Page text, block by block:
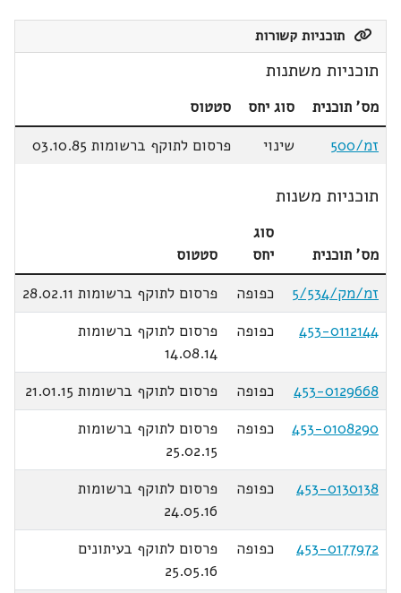
תוכניות קשורות
תוכניות משתנות
מס' תוכנית סוג יחס
סטטוס
זמ/500
שינוי פרסום לתוקף ברשומות 03.10.85
תוכניות משנות
מס' תוכנית
סוג
יחס
סטטוס
זמ/מק/5/534
כפופה
פרסום לתוקף ברשומות 28.02.11
453-0112144
כפופה
פרסום לתוקף ברשומות
14.08.14
453-0129668
כפופה
פרסום לתוקף ברשומות 21.01.15
453-0108290
כפופה
פרסום לתוקף ברשומות
25.02.15
453-0130138
כפופה
פרסום לתוקף ברשומות
24.05.16
453-0177972
כפופה
פרסום לתוקף בעיתונים
25.05.16